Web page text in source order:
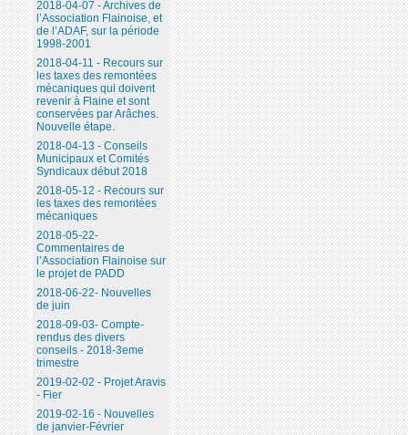
2018-04-07 - Archives de
l’Association Flainoise, et
de l’ADAF, sur la période
1998-2001
2018-04-11 - Recours sur
les taxes des remontées
mécaniques qui doivent
revenir à Flaine et sont
conservées par Arâches.
Nouvelle étape.
2018-04-13 - Conseils
Municipaux et Comités
Syndicaux début 2018
2018-05-12 - Recours sur
les taxes des remontées
mécaniques
2018-05-22-
Commentaires de
l’Association Flainoise sur
le projet de PADD
2018-06-22- Nouvelles
de juin
2018-09-03- Compte-
rendus des divers
conseils - 2018-3eme
trimestre
2019-02-02 - Projet Aravis
- Fier
2019-02-16 - Nouvelles
de janvier-Février